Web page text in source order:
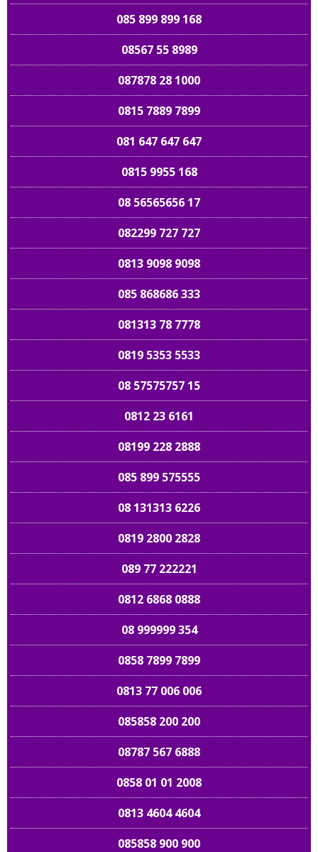
085 899 899 168
08567 55 8989
087878 28 1000
0815 7889 7899
081 647 647 647
0815 9955 168
08 56565656 17
082299 727 727
0813 9098 9098
085 868686 333
081313 78 7778
0819 5353 5533
08 57575757 15
0812 23 6161
08199 228 2888
085 899 575555
08 131313 6226
0819 2800 2828
089 77 222221
0812 6868 0888
08 999999 354
0858 7899 7899
0813 77 006 006
085858 200 200
08787 567 6888
0858 01 01 2008
0813 4604 4604
085858 900 900